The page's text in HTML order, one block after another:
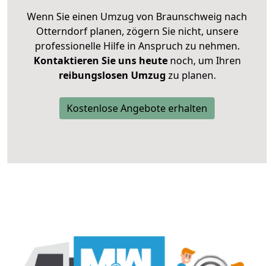
Wenn Sie einen Umzug von Braunschweig nach
Otterndorf planen, zögern Sie nicht, unsere
professionelle Hilfe in Anspruch zu nehmen.
Kontaktieren Sie uns heutenoch, um Ihren
reibungslosen Umzug zu planen.
Kostenlose Angebote erhalten